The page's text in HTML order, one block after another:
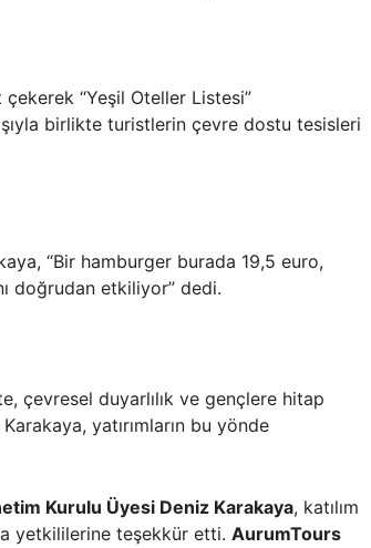
“Yeşil Oteller Listesi”
birlikte turistlerin çevre dostu tesisleri
“Bir hamburger burada 19,5 euro,
doğrudan etkiliyor” dedi.
çevresel duyarlılık ve gençlere hitap
yatırımların bu yönde
Kurulu Üyesi Deniz Karakaya, katılım
yetkililerine teşekkür etti. AurumTours